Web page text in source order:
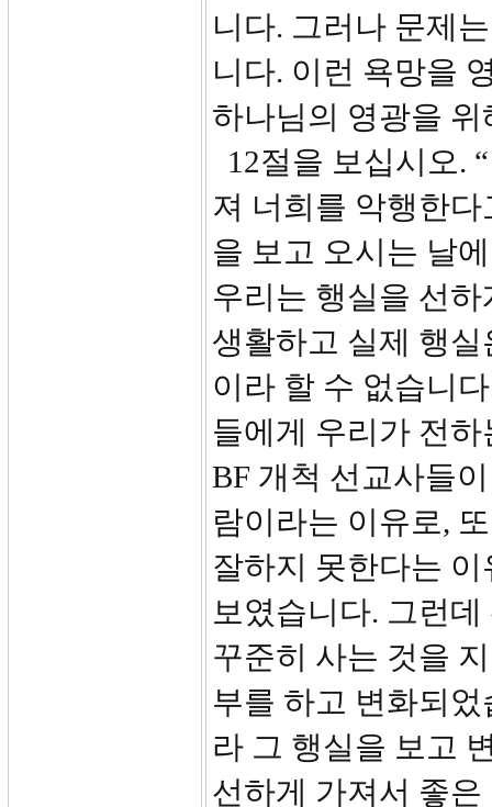
니다. 그러나 문제
니다. 이런 욕망을
하나님의 영광을
12절을 보십시오.
져 너희를 악행한
을 보고 오시는 날
우리는 행실을 선
생활하고 실제 행
이라 할 수 없습니
들에게 우리가 전
BF 개척 선교사들
람이라는 이유로,
잘하지 못한다는
보였습니다. 그런
꾸준히 사는 것을
부를 하고 변화되
라 그 행실을 보고
선하게 가져서 좋